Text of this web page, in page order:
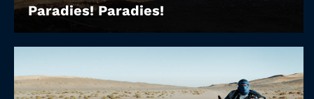
Paradies! Paradies!